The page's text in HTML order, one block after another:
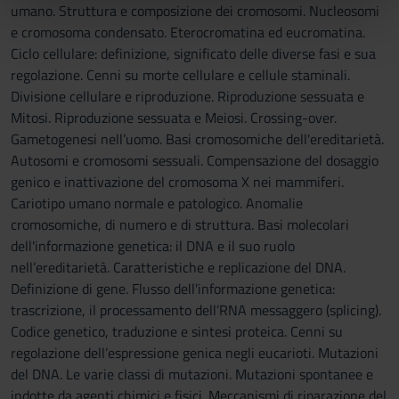
nostri partner che si occupano di analisi dei dati web,
pubblicità e social media, i quali potrebbero combinarle
con altre informazioni che hai fornito loro o che hanno
raccolto dal tuo utilizzo dei loro servizi.
umano. Struttura e composizione dei cromosomi. Nucleosomi
e cromosoma condensato. Eterocromatina ed eucromatina.
Ciclo cellulare: definizione, significato delle diverse fasi e sua
regolazione. Cenni su morte cellulare e cellule staminali.
Divisione cellulare e riproduzione. Riproduzione sessuata e
Mitosi. Riproduzione sessuata e Meiosi. Crossing-over.
Gametogenesi nell’uomo. Basi cromosomiche dell'ereditarietà.
Autosomi e cromosomi sessuali. Compensazione del dosaggio
genico e inattivazione del cromosoma X nei mammiferi.
Cariotipo umano normale e patologico. Anomalie
cromosomiche, di numero e di struttura. Basi molecolari
dell'informazione genetica: il DNA e il suo ruolo
nell’ereditarietà. Caratteristiche e replicazione del DNA.
Definizione di gene. Flusso dell'informazione genetica:
trascrizione, il processamento dell’RNA messaggero (splicing).
Codice genetico, traduzione e sintesi proteica. Cenni su
regolazione dell’espressione genica negli eucarioti. Mutazioni
del DNA. Le varie classi di mutazioni. Mutazioni spontanee e